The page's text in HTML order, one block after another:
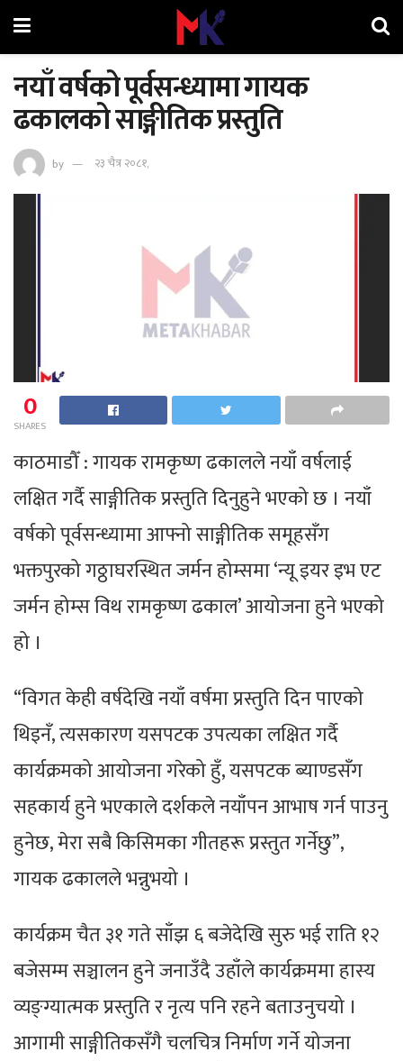
नयाँ वर्षको पूर्वसन्ध्यामा गायक
ढकालको साङ्गीतिक प्रस्तुति
by २३ चैत्र २०८१,
0
SHARES
काठमाडौँ : गायक रामकृष्ण ढकालले नयाँ वर्षलाई
लक्षित गर्दै साङ्गीतिक प्रस्तुति दिनुहुने भएको छ । नयाँ
वर्षको पूर्वसन्ध्यामा आफ्नो साङ्गीतिक समूहसँग
भक्तपुरको गठ्ठाघरस्थित जर्मन होम्समा ‘न्यू इयर इभ एट
जर्मन होम्स विथ रामकृष्ण ढकाल’ आयोजना हुने भएको
हो ।
“विगत केही वर्षदेखि नयाँ वर्षमा प्रस्तुति दिन पाएको
थिइनँ, त्यसकारण यसपटक उपत्यका लक्षित गर्दै
कार्यक्रमको आयोजना गरेको हुँ, यसपटक ब्याण्डसँग
सहकार्य हुने भएकाले दर्शकले नयाँपन आभाष गर्न पाउनु
हुनेछ, मेरा सबै किसिमका गीतहरू प्रस्तुत गर्नेछु”,
गायक ढकालले भन्नुभयो ।
कार्यक्रम चैत ३१ गते साँझ ६ बजेदेखि सुरु भई राति १२
बजेसम्म सञ्चालन हुने जनाउँदै उहाँले कार्यक्रममा हास्य
व्यङ्ग्यात्मक प्रस्तुति र नृत्य पनि रहने बताउनुचयो ।
आगामी साङ्गीतिकसँगै चलचित्र निर्माण गर्ने योजना